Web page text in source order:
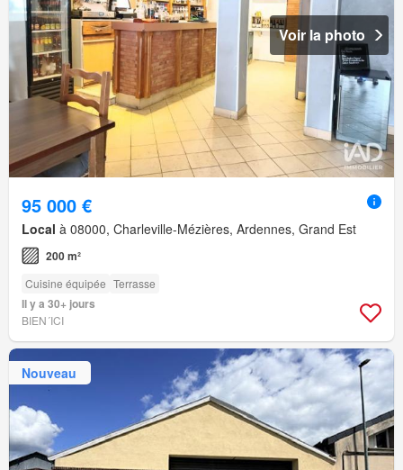
Voir la photo
95 000 €
Local à 08000, Charleville-Mézières, Ardennes, Grand Est
200 m²
Cuisine équipée Terrasse
Il y a 30+ jours
BIEN´ICI
Nouveau